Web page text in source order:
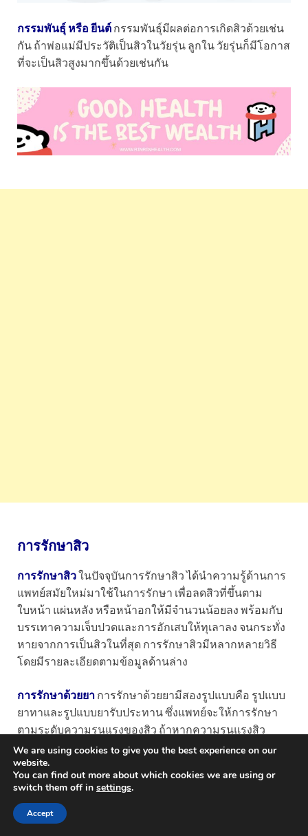
กรรมพันธุ์ หรือ ยีนต์ กรรมพันธุ์มีผลต่อการเกิดสิวด้วยเช่น
กัน ถ้าพ่อแม่มีประวัติเป็นสิวในวัยรุ่น ลูกใน วัยรุ่นก็มีโอกาส
ที่จะเป็นสิวสูงมากขึ้นด้วยเช่นกัน
การรักษาสิว
การรักษาสิวในปัจจุบันการรักษาสิว ได้นำความรู้ด้านการ
แพทย์สมัยใหม่มาใช้ในการรักษา เพื่อลดสิวที่ขึ้นตาม
ใบหน้า แผ่นหลัง หรือหน้าอกให้มีจำนวนน้อยลง พร้อมกับ
บรรเทาความเจ็บปวดและการอักเสบให้ทุเลาลง จนกระทั่ง
หายจากการเป็นสิวในที่สุด การรักษาสิวมีหลากหลายวิธี
โดยมีรายละเอียดตามข้อมูลด้านล่าง
การรักษาด้วยยา การรักษาด้วยยามีสองรูปแบบคือ รูปแบบ
ยาทาและรูปแบบยารับประทาน ซึ่งแพทย์จะให้การรักษา
ตามระดับความรุนแรงของสิว ถ้าหากความรุนแรงสิว
น้อยหรือปานกลางแพทย์จะเลือกใช้รูปแบบยาทาเป็นหลัก
แต่ถ้าหากสิวมีความรุนแรงมาก อาจให้ยาทั้งสองรูปแบบ
เพื่อให้ได้ผลการรักษาสิวที่ดีขึ้น
ยาทาสิว
สำหรับยาทาสิวจะมีสรรพคุณช่วยลดการอุดตัน
We are using cookies to give you the best experience on our
website.
You can find out more about which cookies we are using or
switch them off in settings.
Accept